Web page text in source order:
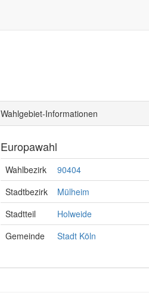
Wahlgebiet-Informationen
Europawahl
Wahlbezirk
90404
Stadtbezirk
Mülheim
Stadtteil
Holweide
Gemeinde
Stadt Köln